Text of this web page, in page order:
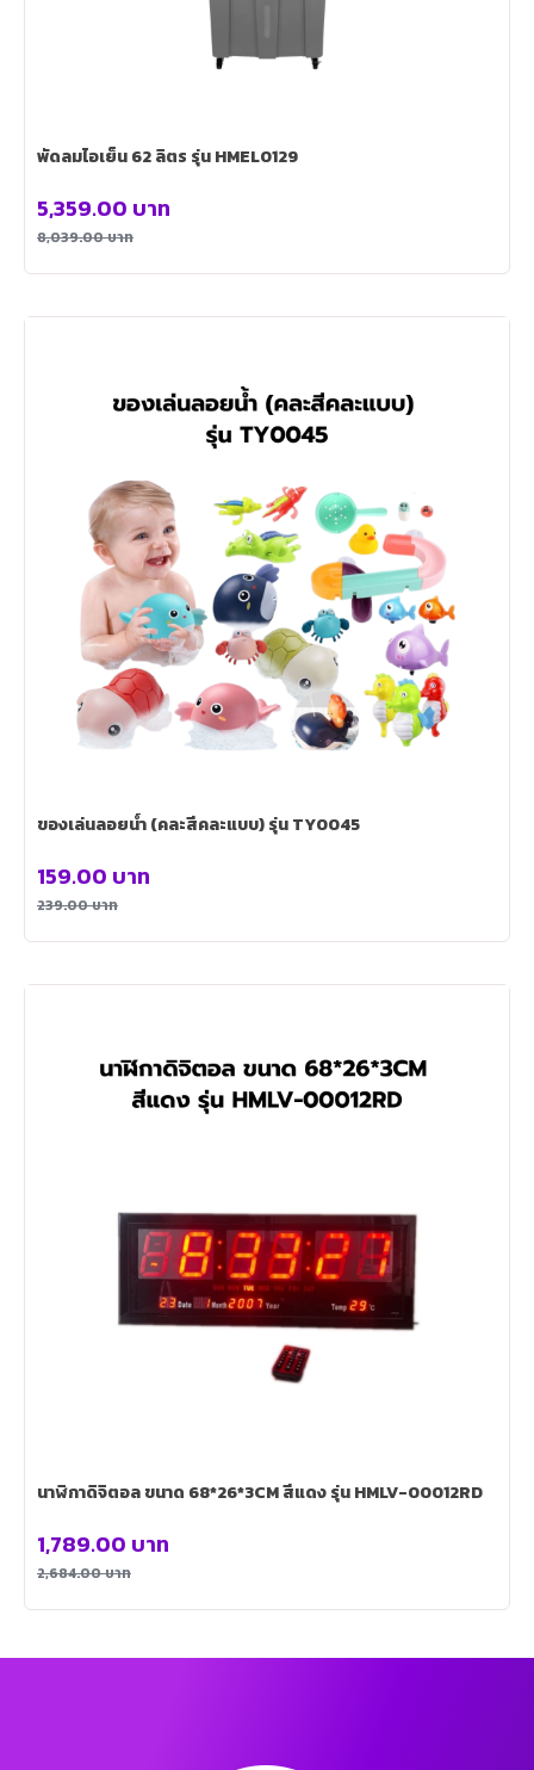
พัดลมไอเย็น 62 ลิตร รุ่น HMEL0129
8,039.00บาท
5,359.00 บาท
ของเล่นลอยน้ำ (คละสีคละแบบ) รุ่น TY0045
239.00บาท
159.00 บาท
นาฬิกาดิจิตอล ขนาด 68*26*3CM สีแดง รุ่น HMLV-00012RD
2,684.00บาท
1,789.00 บาท